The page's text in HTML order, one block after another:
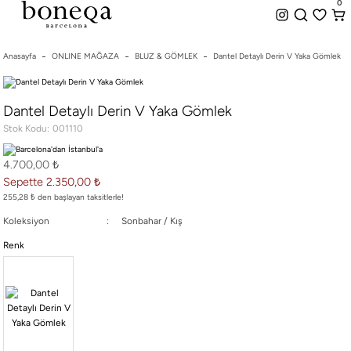
%50 ye Varan İndirim Hemen Teslim Seçeneği 0
Anasayfa ONLINE MAĞAZA BLUZ & GÖMLEK Dantel Detaylı Derin V Yaka Gömlek
Dantel Detaylı Derin V Yaka Gömlek
Stok Kodu 001110
4.700,00 ₺
Sepette 2.350,00 ₺
255,28 ₺ den başlayan taksitlerle!
Koleksiyon Sonbahar / Kış
Renk
0
26 SS İLKBAHAR-YAZ
25/26 SONBAHAR-KIŞ
TÜM KOLEKSİYONLAR
ELBİSE
BLUZ & GÖMLEK
CEKET & YELEK
ETEK
PANTOLON
TAYT & ŞORT
TiŞÖRT
SPOR KOLEKSİYON